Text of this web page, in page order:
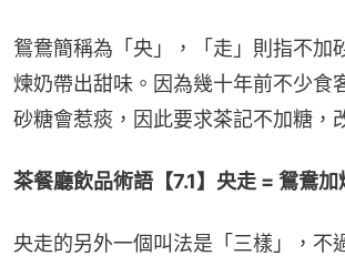
鴛鴦簡稱為「央」，「走」則指不加
煉奶帶出甜味。因為幾十年前不少食
砂糖會惹痰，因此要求茶記不加糖，
茶餐廳飲品術語【7.1】央走 = 鴛鴦加
央走的另外一個叫法是「三樣」，不